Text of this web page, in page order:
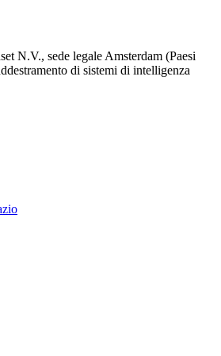
N.V., sede legale Amsterdam (Paesi
di sistemi di intelligenza